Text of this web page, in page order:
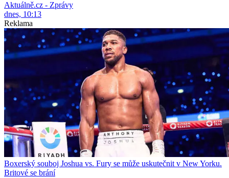
Aktuálně.cz - Zprávy
dnes, 10:13
Reklama
Boxerský souboj Joshua vs. Fury se může uskutečnit v New Yorku.
Britové se brání